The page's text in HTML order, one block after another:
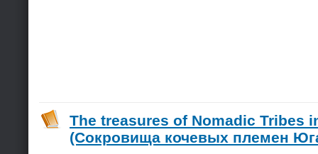
The treasures of Nomadic Tribes
(Сокровища кочевых племен